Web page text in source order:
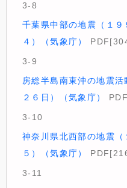
3-8
千葉県中部の地震（１９
４）（気象庁）
3-9
房総半島南東沖の地震
２６日）（気象庁）
3-10
神奈川県北西部の地震（
５）（気象庁）
3-11